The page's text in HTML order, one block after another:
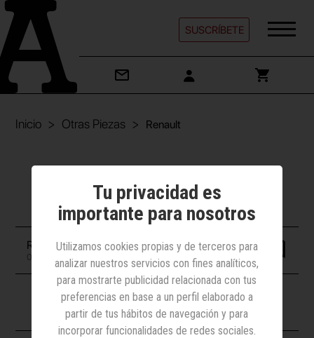
SUSCRÍBETE
Inicio Otras Piezas Renault
Renault
Redacción
09 octubre 2015
Tu privacidad es
importante para nosotros
Utilizamos cookies propias y de terceros para
analizar nuestros servicios con fines analíticos,
para mostrarte publicidad relacionada con tus
preferencias en base a un perfil elaborado a
partir de tus hábitos de navegación y para
incorporar funcionalidades de redes sociales.